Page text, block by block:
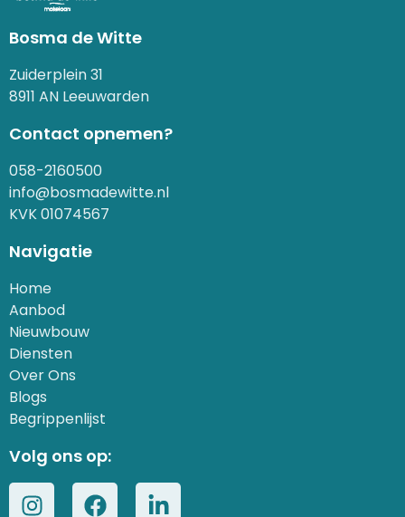
Bosma de Witte
Zuiderplein 31
8911 AN Leeuwarden
Contact opnemen?
058-2160500
info@bosmadewitte.nl
KVK 01074567
Navigatie
Home
Aanbod
Nieuwbouw
Diensten
Over Ons
Blogs
Begrippenlijst
Volg ons op: